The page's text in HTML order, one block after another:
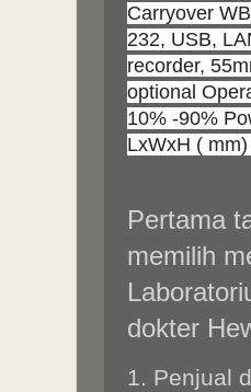
Carryover
232, USB,
recorder,
optional
10% -90%
LxWxH (
Pertama
memilih
dokter
1. Penjual